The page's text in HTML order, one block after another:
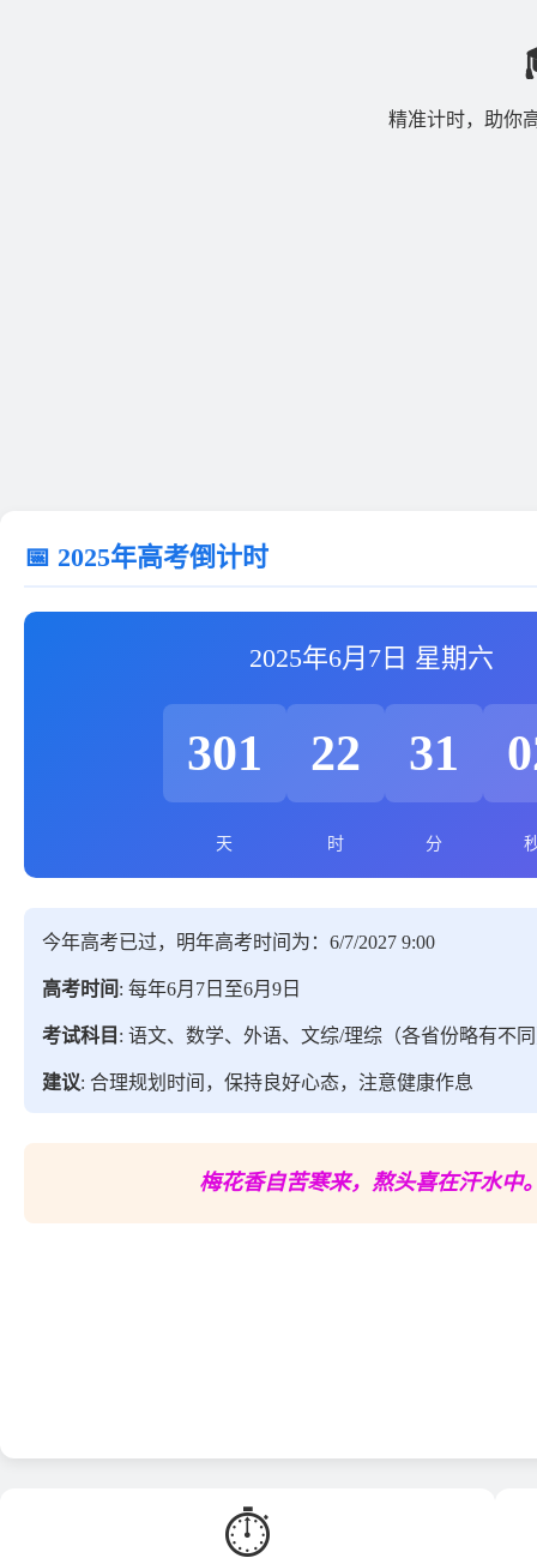
精准计时，助你
📅 2025年高考倒计时
2025年6月7日 星期六
301
天
22
时
31
分
今年高考已过，明年高考时间为：6/7/2027 9:00
高考时间 : 每年6月7日至6月9日
考试科目 : 语文、数学、外语、文综/理综（各省份略有不
建议: 合理规划时间，保持良好心态，注意健康作息
梅花香自苦寒来，熬头喜在汗水中
⏱️